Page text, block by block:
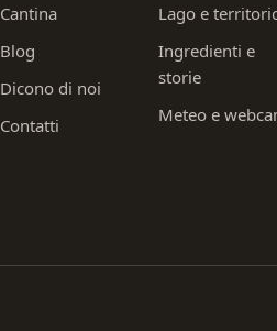
Cantina
Blog
Dicono di noi
Contatti
Lago e
Ingredienti e
storie
Meteo e